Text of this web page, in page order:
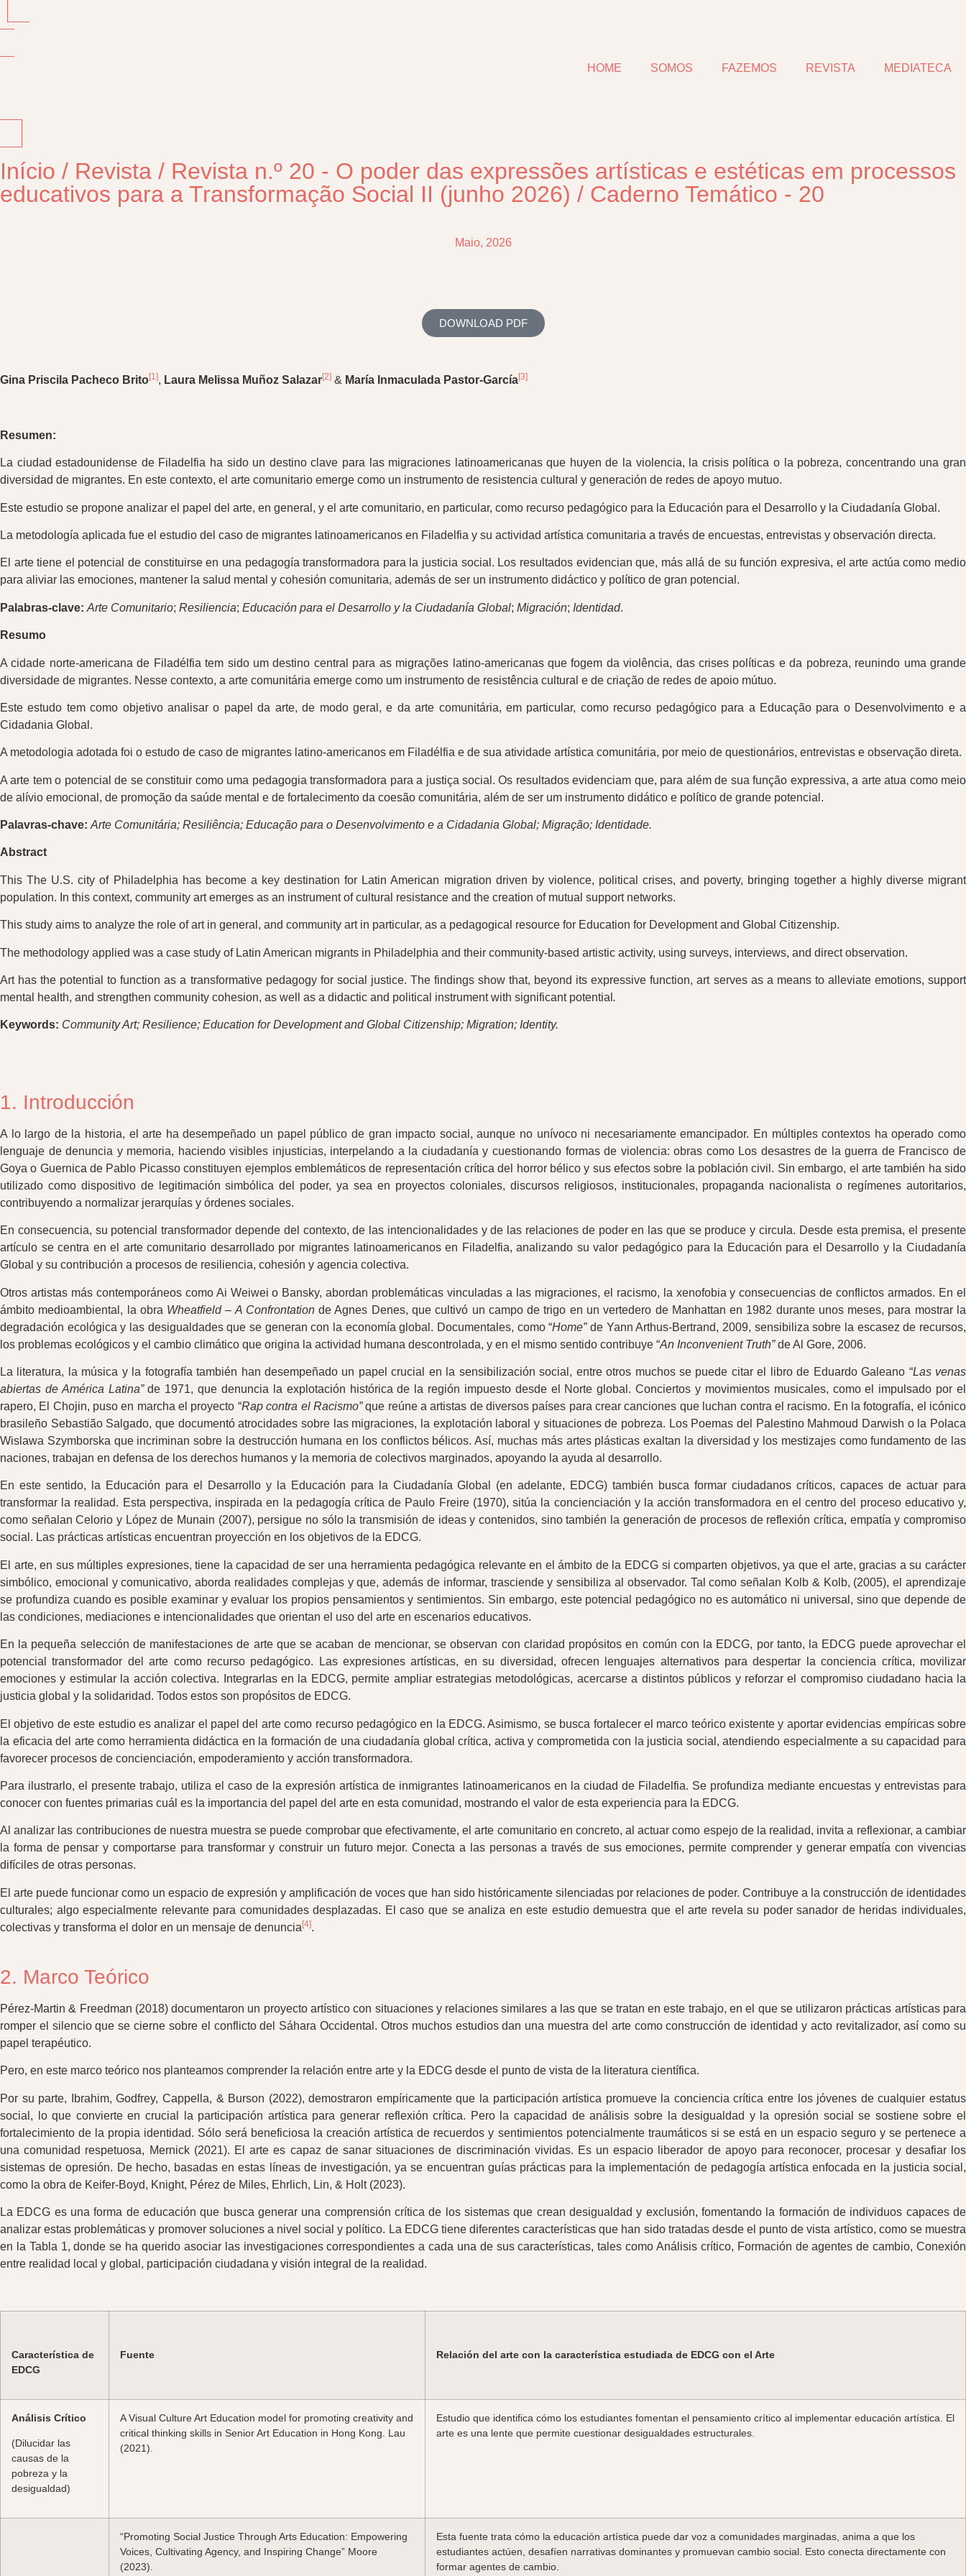
HOME SOMOS FAZEMOS REVISTA MEDIATECA
Início / Revista / Revista n.º 20 - O poder das expressões artísticas e estéticas em processos
educativos para a Transformação Social II (junho 2026) / Caderno Temático - 20
Maio, 2026
DOWNLOAD PDF
Gina Priscila Pacheco Brito[1], Laura Melissa Muñoz Salazar[2] & María Inmaculada Pastor-García[3]
Resumen:
La ciudad estadounidense de Filadelfia ha sido un destino clave para las migraciones latinoamericanas que huyen de la violencia, la crisis política o la pobreza, concentrando una gran
diversidad de migrantes. En este contexto, el arte comunitario emerge como un instrumento de resistencia cultural y generación de redes de apoyo mutuo.
Este estudio se propone analizar el papel del arte, en general, y el arte comunitario, en particular, como recurso pedagógico para la Educación para el Desarrollo y la Ciudadanía Global.
La metodología aplicada fue el estudio del caso de migrantes latinoamericanos en Filadelfia y su actividad artística comunitaria a través de encuestas, entrevistas y observación directa.
El arte tiene el potencial de constituirse en una pedagogía transformadora para la justicia social. Los resultados evidencian que, más allá de su función expresiva, el arte actúa como medio
para aliviar las emociones, mantener la salud mental y cohesión comunitaria, además de ser un instrumento didáctico y político de gran potencial.
Palabras-clave: Arte Comunitario; Resiliencia; Educación para el Desarrollo y la Ciudadanía Global; Migración; Identidad.
Resumo
A cidade norte-americana de Filadélfia tem sido um destino central para as migrações latino-americanas que fogem da violência, das crises políticas e da pobreza, reunindo uma grande
diversidade de migrantes. Nesse contexto, a arte comunitária emerge como um instrumento de resistência cultural e de criação de redes de apoio mútuo.
Este estudo tem como objetivo analisar o papel da arte, de modo geral, e da arte comunitária, em particular, como recurso pedagógico para a Educação para o Desenvolvimento e a
Cidadania Global.
A metodologia adotada foi o estudo de caso de migrantes latino-americanos em Filadélfia e de sua atividade artística comunitária, por meio de questionários, entrevistas e observação direta.
A arte tem o potencial de se constituir como uma pedagogia transformadora para a justiça social. Os resultados evidenciam que, para além de sua função expressiva, a arte atua como meio
de alívio emocional, de promoção da saúde mental e de fortalecimento da coesão comunitária, além de ser um instrumento didático e político de grande potencial.
Palavras-chave: Arte Comunitária; Resiliência; Educação para o Desenvolvimento e a Cidadania Global; Migração; Identidade.
Abstract
This The U.S. city of Philadelphia has become a key destination for Latin American migration driven by violence, political crises, and poverty, bringing together a highly diverse migrant
population. In this context, community art emerges as an instrument of cultural resistance and the creation of mutual support networks.
This study aims to analyze the role of art in general, and community art in particular, as a pedagogical resource for Education for Development and Global Citizenship.
The methodology applied was a case study of Latin American migrants in Philadelphia and their community-based artistic activity, using surveys, interviews, and direct observation.
Art has the potential to function as a transformative pedagogy for social justice. The findings show that, beyond its expressive function, art serves as a means to alleviate emotions, support
mental health, and strengthen community cohesion, as well as a didactic and political instrument with significant potential .
Keywords: Community Art; Resilience; Education for Development and Global Citizenship; Migration; Identity.
1. Introducción
A lo largo de la historia, el arte ha desempeñado un papel público de gran impacto social, aunque no unívoco ni necesariamente emancipador. En múltiples contextos ha operado como
lenguaje de denuncia y memoria, haciendo visibles injusticias, interpelando a la ciudadanía y cuestionando formas de violencia: obras como Los desastres de la guerra de Francisco de
Goya o Guernica de Pablo Picasso constituyen ejemplos emblemáticos de representación crítica del horror bélico y sus efectos sobre la población civil. Sin embargo, el arte también ha sido
utilizado como dispositivo de legitimación simbólica del poder, ya sea en proyectos coloniales, discursos religiosos, institucionales, propaganda nacionalista o regímenes autoritarios,
contribuyendo a normalizar jerarquías y órdenes sociales.
En consecuencia, su potencial transformador depende del contexto, de las intencionalidades y de las relaciones de poder en las que se produce y circula. Desde esta premisa, el presente
artículo se centra en el arte comunitario desarrollado por migrantes latinoamericanos en Filadelfia, analizando su valor pedagógico para la Educación para el Desarrollo y la Ciudadanía
Global y su contribución a procesos de resiliencia, cohesión y agencia colectiva.
Otros artistas más contemporáneos como Ai Weiwei o Bansky, abordan problemáticas vinculadas a las migraciones, el racismo, la xenofobia y consecuencias de conflictos armados. En el
ámbito medioambiental, la obra Wheatfield – A Confrontationde Agnes Denes, que cultivó un campo de trigo en un vertedero de Manhattan en 1982 durante unos meses, para mostrar la
degradación ecológica y las desigualdades que se generan con la economía global. Documentales, como “Home”de Yann Arthus-Bertrand, 2009, sensibiliza sobre la escasez de recursos,
los problemas ecológicos y el cambio climático que origina la actividad humana descontrolada, y en el mismo sentido contribuye “An Inconvenient Truth”de Al Gore, 2006.
La literatura, la música y la fotografía también han desempeñado un papel crucial en la sensibilización social, entre otros muchos se puede citar el libro de Eduardo Galeano “Las venas
abiertas de América Latina”de 1971, que denuncia la explotación histórica de la región impuesto desde el Norte global. Conciertos y movimientos musicales, como el impulsado por el
rapero, El Chojin, puso en marcha el proyecto “Rap contra el Racismo”que reúne a artistas de diversos países para crear canciones que luchan contra el racismo. En la fotografía, el icónico
brasileño Sebastião Salgado, que documentó atrocidades sobre las migraciones, la explotación laboral y situaciones de pobreza. Los Poemas del Palestino Mahmoud Darwish o la Polaca
Wislawa Szymborska que incriminan sobre la destrucción humana en los conflictos bélicos. Así, muchas más artes plásticas exaltan la diversidad y los mestizajes como fundamento de las
naciones, trabajan en defensa de los derechos humanos y la memoria de colectivos marginados, apoyando la ayuda al desarrollo.
En este sentido, la Educación para el Desarrollo y la Educación para la Ciudadanía Global (en adelante, EDCG) también busca formar ciudadanos críticos, capaces de actuar para
transformar la realidad. Esta perspectiva, inspirada en la pedagogía crítica de Paulo Freire (1970), sitúa la concienciación y la acción transformadora en el centro del proceso educativo y,
como señalan Celorio y López de Munain (2007), persigue no sólo la transmisión de ideas y contenidos, sino también la generación de procesos de reflexión crítica, empatía y compromiso
social. Las prácticas artísticas encuentran proyección en los objetivos de la EDCG.
El arte, en sus múltiples expresiones, tiene la capacidad de ser una herramienta pedagógica relevante en el ámbito de la EDCG si comparten objetivos, ya que el arte, gracias a su carácter
simbólico, emocional y comunicativo, aborda realidades complejas y que, además de informar, trasciende y sensibiliza al observador. Tal como señalan Kolb & Kolb, (2005), el aprendizaje
se profundiza cuando es posible examinar y evaluar los propios pensamientos y sentimientos. Sin embargo, este potencial pedagógico no es automático ni universal, sino que depende de
las condiciones, mediaciones e intencionalidades que orientan el uso del arte en escenarios educativos.
En la pequeña selección de manifestaciones de arte que se acaban de mencionar, se observan con claridad propósitos en común con la EDCG, por tanto, la EDCG puede aprovechar el
potencial transformador del arte como recurso pedagógico. Las expresiones artísticas, en su diversidad, ofrecen lenguajes alternativos para despertar la conciencia crítica, movilizar
emociones y estimular la acción colectiva. Integrarlas en la EDCG, permite ampliar estrategias metodológicas, acercarse a distintos públicos y reforzar el compromiso ciudadano hacia la
justicia global y la solidaridad. Todos estos son propósitos de EDCG.
El objetivo de este estudio es analizar el papel del arte como recurso pedagógico en la EDCG. Asimismo, se busca fortalecer el marco teórico existente y aportar evidencias empíricas sobre
la eficacia del arte como herramienta didáctica en la formación de una ciudadanía global crítica, activa y comprometida con la justicia social, atendiendo especialmente a su capacidad para
favorecer procesos de concienciación, empoderamiento y acción transformadora.
Para ilustrarlo, el presente trabajo, utiliza el caso de la expresión artística de inmigrantes latinoamericanos en la ciudad de Filadelfia. Se profundiza mediante encuestas y entrevistas para
conocer con fuentes primarias cuál es la importancia del papel del arte en esta comunidad, mostrando el valor de esta experiencia para la EDCG.
Al analizar las contribuciones de nuestra muestra se puede comprobar que efectivamente, el arte comunitario en concreto, al actuar como espejo de la realidad, invita a reflexionar, a cambiar
la forma de pensar y comportarse para transformar y construir un futuro mejor. Conecta a las personas a través de sus emociones, permite comprender y generar empatía con vivencias
difíciles de otras personas.
El arte puede funcionar como un espacio de expresión y amplificación de voces que han sido históricamente silenciadas por relaciones de poder. Contribuye a la construcción de identidades
culturales; algo especialmente relevante para comunidades desplazadas. El caso que se analiza en este estudio demuestra que el arte revela su poder sanador de heridas individuales,
colectivas y transforma el dolor en un mensaje de denuncia[4].
2. Marco Teórico
Pérez-Martin & Freedman (2018) documentaron un proyecto artístico con situaciones y relaciones similares a las que se tratan en este trabajo, en el que se utilizaron prácticas artísticas para
romper el silencio que se cierne sobre el conflicto del Sáhara Occidental. Otros muchos estudios dan una muestra del arte como construcción de identidad y acto revitalizador, así como su
papel terapéutico.
Pero, en este marco teórico nos planteamos comprender la relación entre arte y la EDCG desde el punto de vista de la literatura científica.
Por su parte, Ibrahim, Godfrey, Cappella, & Burson (2022), demostraron empíricamente que la participación artística promueve la conciencia crítica entre los jóvenes de cualquier estatus
social, lo que convierte en crucial la participación artística para generar reflexión crítica. Pero la capacidad de análisis sobre la desigualdad y la opresión social se sostiene sobre el
fortalecimiento de la propia identidad. Sólo será beneficiosa la creación artística de recuerdos y sentimientos potencialmente traumáticos si se está en un espacio seguro y se pertenece a
una comunidad respetuosa, Mernick (2021). El arte es capaz de sanar situaciones de discriminación vividas. Es un espacio liberador de apoyo para reconocer, procesar y desafiar los
sistemas de opresión. De hecho, basadas en estas líneas de investigación, ya se encuentran guías prácticas para la implementación de pedagogía artística enfocada en la justicia social,
como la obra de Keifer-Boyd, Knight, Pérez de Miles, Ehrlich, Lin, & Holt (2023).
La EDCG es una forma de educación que busca generar una comprensión crítica de los sistemas que crean desigualdad y exclusión, fomentando la formación de individuos capaces de
analizar estas problemáticas y promover soluciones a nivel social y político. La EDCG tiene diferentes características que han sido tratadas desde el punto de vista artístico, como se muestra
en la Tabla 1, donde se ha querido asociar las investigaciones correspondientes a cada una de sus características, tales como Análisis crítico, Formación de agentes de cambio, Conexión
entre realidad local y global, participación ciudadana y visión integral de la realidad.
Característica de
EDCG
Fuente Relación del arte con la característica estudiada de EDCG con el Arte
Análisis Crítico
(Dilucidar las
causas de la
pobreza y la
desigualdad)
A Visual Culture Art Education model for promoting creativity and
critical thinking skills in Senior Art Education in Hong Kong. Lau
(2021).
Estudio que identifica cómo los estudiantes fomentan el pensamiento crítico al implementar educación artística. El
arte es una lente que permite cuestionar desigualdades estructurales.
“Promoting Social Justice Through Arts Education: Empowering
Voices, Cultivating Agency, and Inspiring Change” Moore
(2023).
Esta fuente trata cómo la educación artística puede dar voz a comunidades marginadas, anima a que los
estudiantes actúen, desafíen narrativas dominantes y promuevan cambio social. Esto conecta directamente con
formar agentes de cambio.